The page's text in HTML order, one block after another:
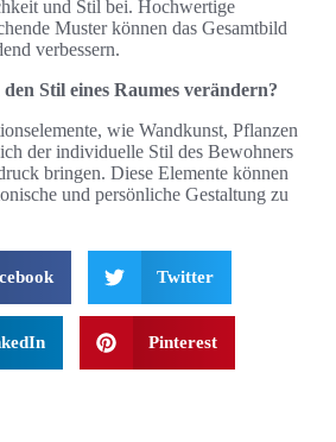
und Stil bei. Hochwertige
Muster können das Gesamtbild
verbessern.
Stil eines Raumes verändern?
wie Wandkunst, Pflanzen
der individuelle Stil des Bewohners
bringen. Diese Elemente können
und persönliche Gestaltung zu
Twitter
Pinterest